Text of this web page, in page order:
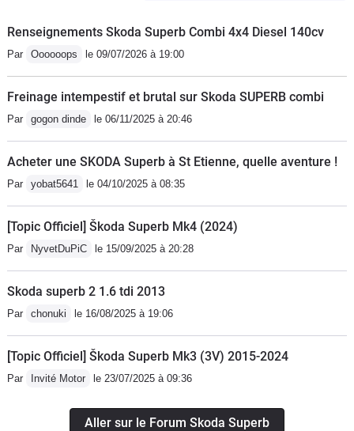
Renseignements Skoda Superb Combi 4x4 Diesel 140cv
Par Oooooops le 09/07/2026 à 19:00
Freinage intempestif et brutal sur Skoda SUPERB combi
Par gogon dinde le 06/11/2025 à 20:46
Acheter une SKODA Superb à St Etienne, quelle aventure !
Par yobat5641 le 04/10/2025 à 08:35
[Topic Officiel] Škoda Superb Mk4 (2024)
Par NyvetDuPiC le 15/09/2025 à 20:28
Skoda superb 2 1.6 tdi 2013
Par chonuki le 16/08/2025 à 19:06
[Topic Officiel] Škoda Superb Mk3 (3V) 2015-2024
Par Invité Motor le 23/07/2025 à 09:36
Aller sur le Forum Skoda Superb